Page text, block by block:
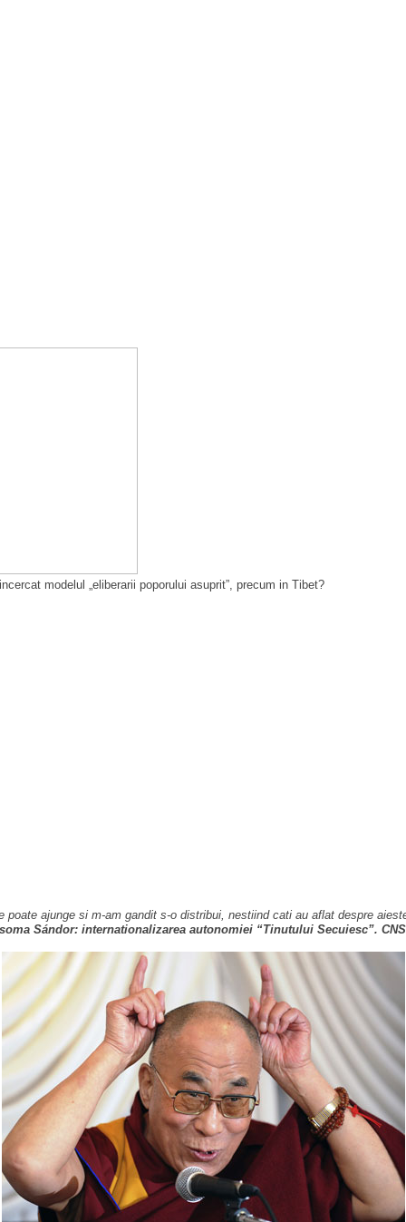
modelul „eliberarii poporului asuprit”, precum in Tibet?
ajunge si m-am gandit s-o distribui, nestiind cati au aflat despre
Sándor: internationalizarea autonomiei “Tinutului Secuiesc”.